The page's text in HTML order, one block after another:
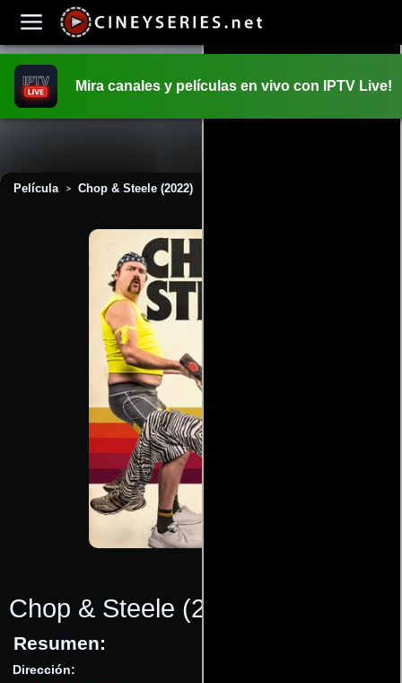
Mira canales y películas en vivo con IPTV Live!
Película > Chop & Steele (2022)
Chop & Steele (2022)
Resumen:
Dirección: